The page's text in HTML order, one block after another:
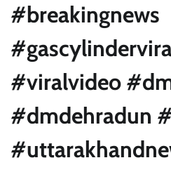
#breakingnews
#viralvideo
#dmdehradun